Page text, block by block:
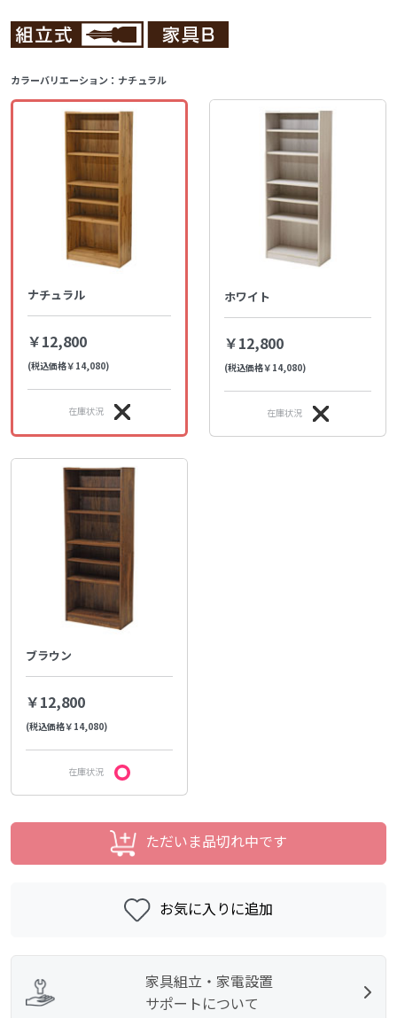
カラーバリエーション： ナチュラル
ナチュラル
￥12,800
(税込価格￥14,080)
在庫状況
ホワイト
￥12,800
(税込価格￥14,080)
在庫状況
ブラウン
￥12,800
(税込価格￥14,080)
在庫状況
ただいま品切れ中です
お気に入りに追加
家具組立・家電設置
サポートについて